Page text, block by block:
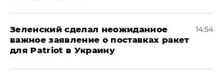
Зеленский сделал неожиданное
важное заявление о поставках ракет
для Patriot в Украину
14:54